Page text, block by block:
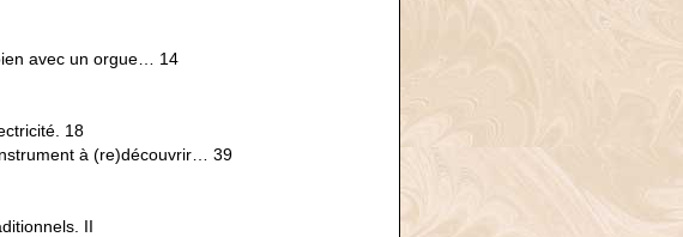
avec un orgue… 14
18
à (re)découvrir… 39
II